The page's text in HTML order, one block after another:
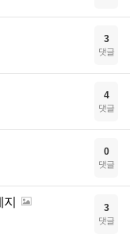
3
댓글
4
댓글
0
댓글
3
댓글